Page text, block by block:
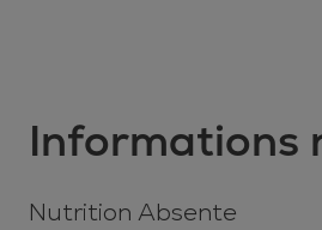
Informations
Nutrition Absente